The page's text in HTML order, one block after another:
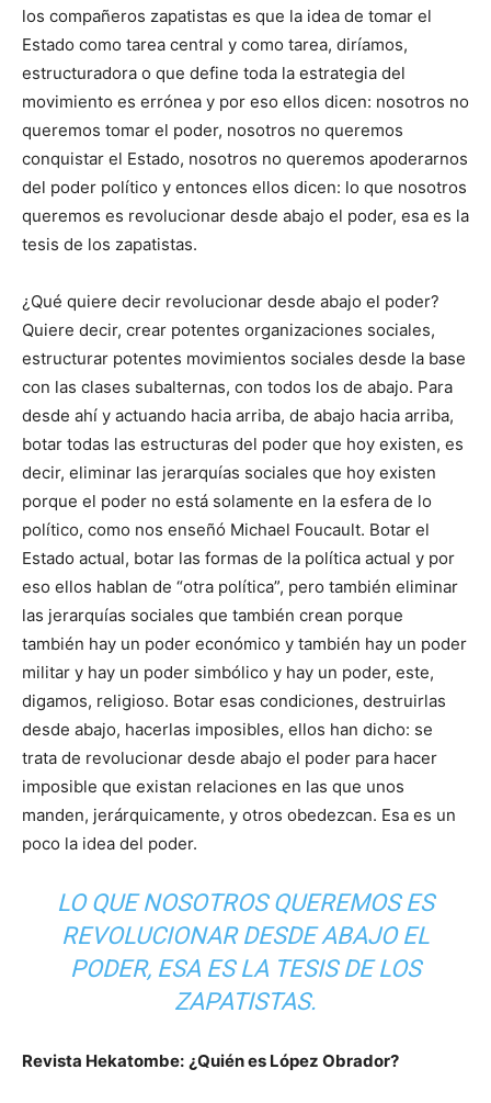
los compañeros zapatistas es que la idea de tomar el
Estado como tarea central y como tarea, diríamos,
estructuradora o que define toda la estrategia del
movimiento es errónea y por eso ellos dicen: nosotros no
queremos tomar el poder, nosotros no queremos
conquistar el Estado, nosotros no queremos apoderarnos
del poder político y entonces ellos dicen: lo que nosotros
queremos es revolucionar desde abajo el poder, esa es la
tesis de los zapatistas.
¿Qué quiere decir revolucionar desde abajo el poder?
Quiere decir, crear potentes organizaciones sociales,
estructurar potentes movimientos sociales desde la base
con las clases subalternas, con todos los de abajo. Para
desde ahí y actuando hacia arriba, de abajo hacia arriba,
botar todas las estructuras del poder que hoy existen, es
decir, eliminar las jerarquías sociales que hoy existen
porque el poder no está solamente en la esfera de lo
político, como nos enseñó Michael Foucault. Botar el
Estado actual, botar las formas de la política actual y por
eso ellos hablan de “otra política”, pero también eliminar
las jerarquías sociales que también crean porque
también hay un poder económico y también hay un poder
militar y hay un poder simbólico y hay un poder, este,
digamos, religioso. Botar esas condiciones, destruirlas
desde abajo, hacerlas imposibles, ellos han dicho: se
trata de revolucionar desde abajo el poder para hacer
imposible que existan relaciones en las que unos
manden, jerárquicamente, y otros obedezcan. Esa es un
poco la idea del poder.
LO QUE NOSOTROS QUEREMOS ES
REVOLUCIONAR DESDE ABAJO EL
PODER, ESA ES LA TESIS DE LOS
ZAPATISTAS.
Revista Hekatombe: ¿Quién es López Obrador?